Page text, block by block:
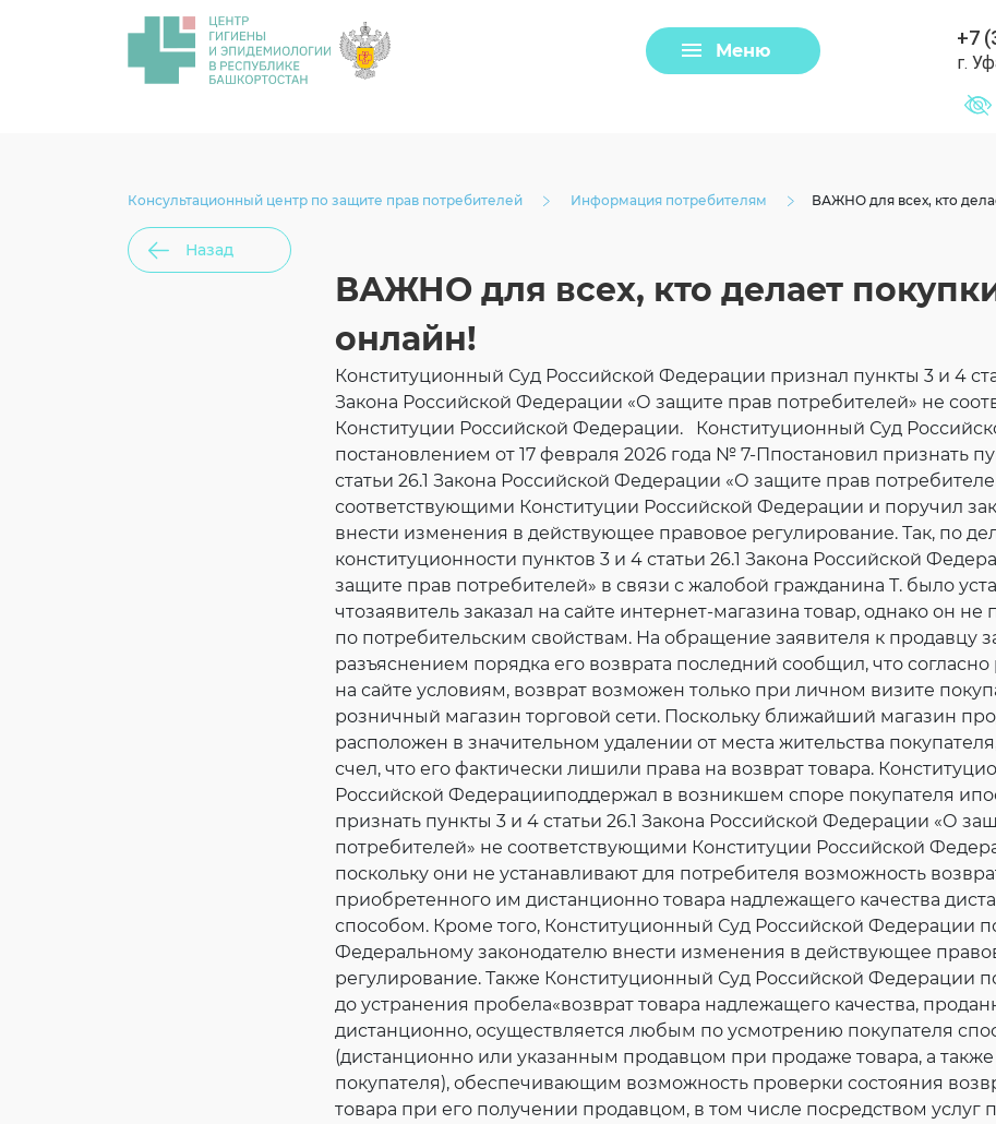
Меню
+7
г.
Консультационный центр по защите прав потребителей Информация потребителям ВАЖНО для всех, кто
Назад
ВАЖНО для всех, кто делает
онлайн!
Конституционный Суд Российской Федерации признал пункты 3 и 4
Закона Российской Федерации «О защите прав потребителей» не
Конституции Российской Федерации. Конституционный Суд
постановлением от 17 февраля 2026 года № 7-Ппостановил признать
статьи 26.1 Закона Российской Федерации «О защите прав
соответствующими Конституции Российской Федерации и поручил
внести изменения в действующее правовое регулирование. Так, по
конституционности пунктов 3 и 4 статьи 26.1 Закона Российской
защите прав потребителей» в связи с жалобой гражданина Т. было
чтозаявитель заказал на сайте интернет-магазина товар, однако он
по потребительским свойствам. На обращение заявителя к продавцу
разъяснением порядка его возврата последний сообщил, что
на сайте условиям, возврат возможен только при личном визите
розничный магазин торговой сети. Поскольку ближайший магазин
расположен в значительном удалении от места жительства
счел, что его фактически лишили права на возврат товара.
Российской Федерацииподдержал в возникшем споре покупателя
признать пункты 3 и 4 статьи 26.1 Закона Российской Федерации «О
потребителей» не соответствующими Конституции Российской
поскольку они не устанавливают для потребителя возможность
приобретенного им дистанционно товара надлежащего качества
способом. Кроме того, Конституционный Суд Российской Федерации
Федеральному законодателю внести изменения в действующее
регулирование. Также Конституционный Суд Российской Федерации
до устранения пробела«возврат товара надлежащего качества,
дистанционно, осуществляется любым по усмотрению покупателя
(дистанционно или указанным продавцом при продаже товара, а
покупателя), обеспечивающим возможность проверки состояния
товара при его получении продавцом, в том числе посредством услуг
Задать вопрос
Загрузить файл
Согласие на обработку личных данных
Введите слово с картинки*: